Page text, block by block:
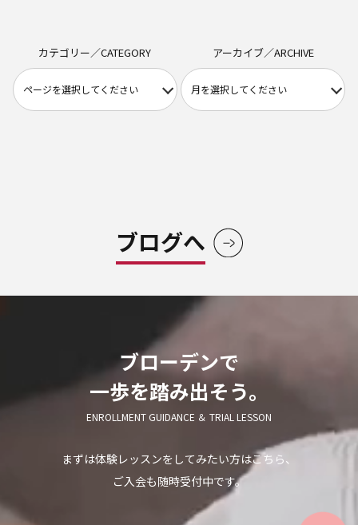
カテゴリー／CATEGORY アーカイブ／ARCHIVE
ブログへ
ブローデンで
一歩を踏み出そう。
ENROLLMENT GUIDANCE ＆ TRIAL LESSON
まずは体験レッスンをしてみたい方はこちら、
ご入会も随時受付中です。